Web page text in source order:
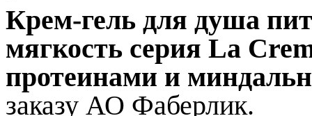
Крем-гель для душа
мягкость серия La
протеинами и
заказу АО Фаберлик.